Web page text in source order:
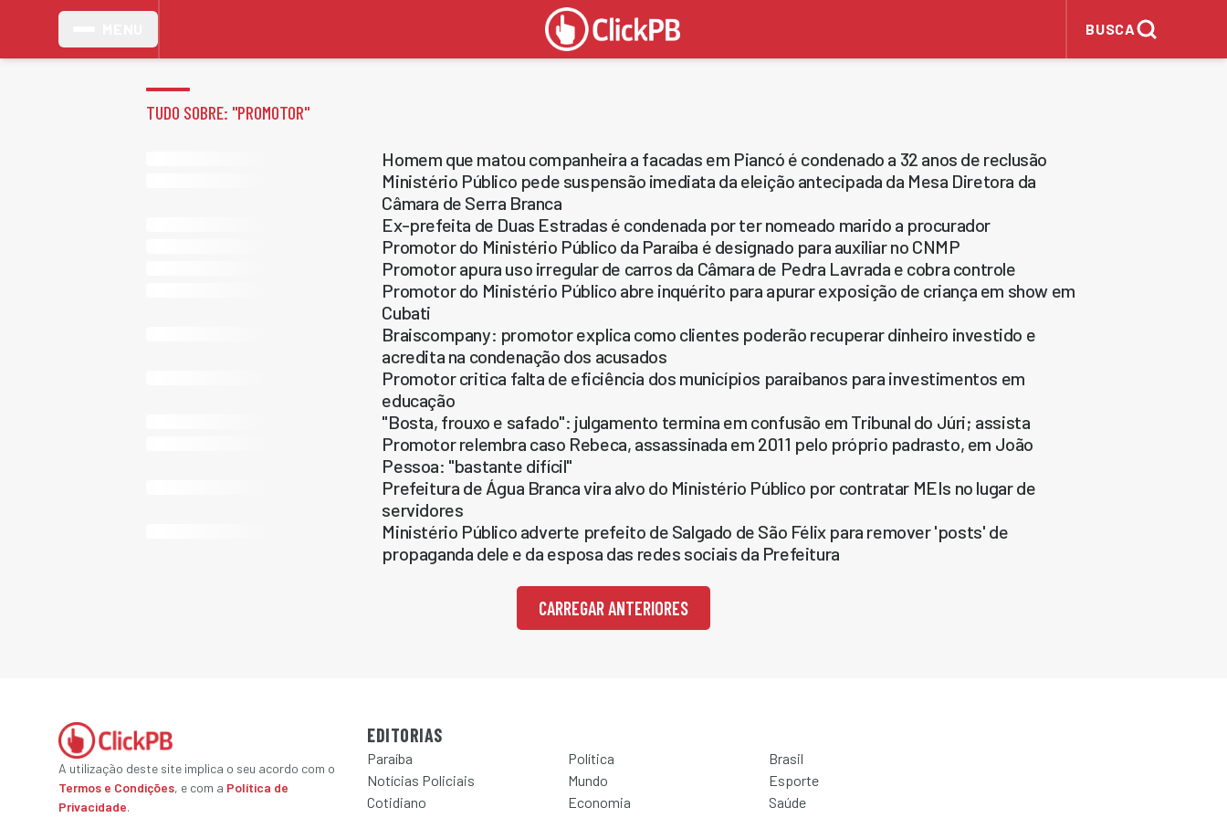
BUSCA
TUDO SOBRE: "PROMOTOR"
Homem que matou companheira a facadas em Piancó é condenado a 32 anos de reclusão
Ministério Público pede suspensão imediata da eleição antecipada da Mesa Diretora da
Câmara de Serra Branca
Ex-prefeita de Duas Estradas é condenada por ter nomeado marido a procurador
Promotor do Ministério Público da Paraíba é designado para auxiliar no CNMP
Promotor apura uso irregular de carros da Câmara de Pedra Lavrada e cobra controle
Promotor do Ministério Público abre inquérito para apurar exposição de criança em show em
Cubati
Braiscompany: promotor explica como clientes poderão recuperar dinheiro investido e
acredita na condenação dos acusados
Promotor critica falta de eficiência dos municípios paraibanos para investimentos em
educação
"Bosta, frouxo e safado": julgamento termina em confusão em Tribunal do Júri; assista
Promotor relembra caso Rebeca, assassinada em 2011 pelo próprio padrasto, em João
Pessoa: "bastante difícil"
Prefeitura de Água Branca vira alvo do Ministério Público por contratar MEIs no lugar de
servidores
Ministério Público adverte prefeito de Salgado de São Félix para remover 'posts' de
propaganda dele e da esposa das redes sociais da Prefeitura
CARREGAR ANTERIORES
A utilização deste site implica o seu acordo com o
Termos e Condições, e com a Política de
Privacidade.
EDITORIAS
Paraíba Política
Brasil
Notícias Policiais
Mundo
Esporte
Cotidiano
Economia
Saúde